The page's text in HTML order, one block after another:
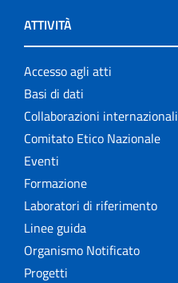
ATTIVITÀ
Accesso agli atti
Basi di dati
Collaborazioni internazionali
Comitato Etico Nazionale
Eventi
Formazione
Laboratori di riferimento
Linee guida
Organismo Notificato
Progetti